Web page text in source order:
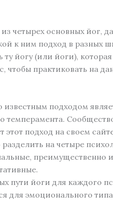
четырех основных йог,
к ним подход в разных
йогу (или йоги), которая
чтобы практиковать на
подходом
темперамента.
подход на своем
на четыре
преимущественно
пути йоги для каждого
для эмоционального